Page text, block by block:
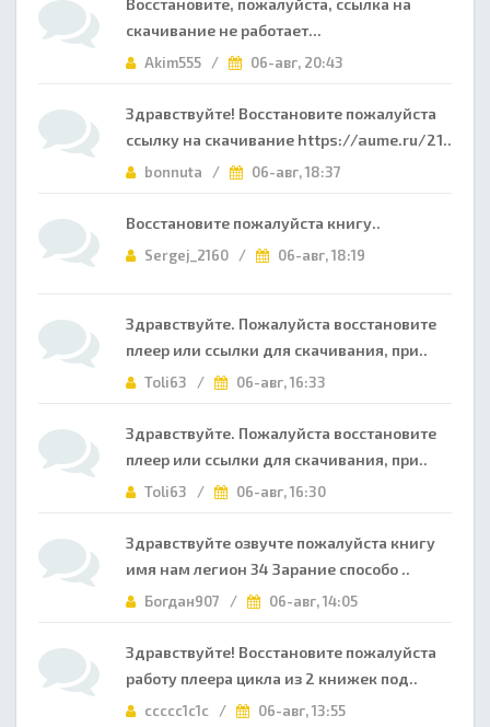
Восстановите, пожалуйста, ссылка на
скачивание не работает...
Akim555 / 06-авг, 20:43
Здравствуйте! Восстановите пожалуйста
ссылку на скачивание https://aume.ru/21..
bonnuta / 06-авг, 18:37
Восстановите пожалуйста книгу..
Sergej_2160 / 06-авг, 18:19
Здравствуйте. Пожалуйста восстановите
плеер или ссылки для скачивания, при..
Toli63 / 06-авг, 16:33
Здравствуйте. Пожалуйста восстановите
плеер или ссылки для скачивания, при..
Toli63 / 06-авг, 16:30
Здравствуйте озвучте пожалуйста книгу
имя нам легион 34 Зарание способо ..
Богдан907 / 06-авг, 14:05
Здравствуйте! Восстановите пожалуйста
работу плеера цикла из 2 книжек под..
ccccc1c1c / 06-авг, 13:55